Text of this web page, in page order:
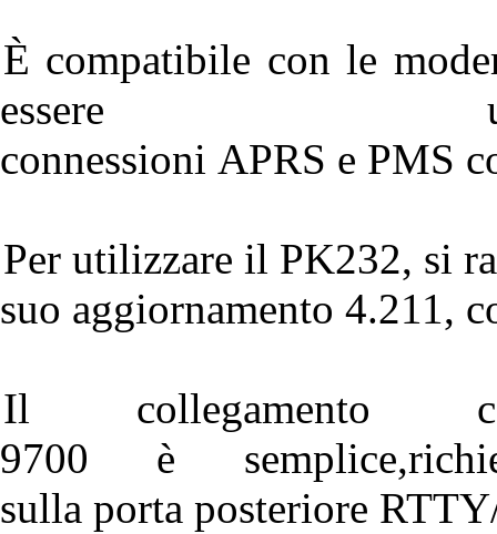
È compatibile con le
essere
connessioni APRS e PMS
Per utilizzare il PK232, si
suo aggiornamento 4.211,
Il
9700 è
sulla porta posteriore